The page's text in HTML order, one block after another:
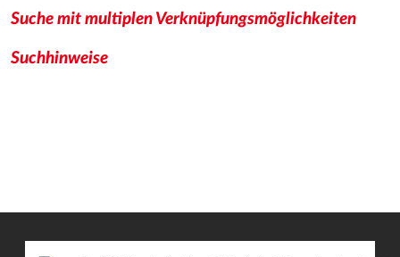
Suche mit multiplen Verknüpfungsmöglichkeiten
Suchhinweise